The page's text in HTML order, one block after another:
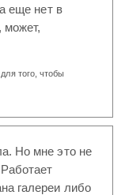
еще нет в
может,
для того, чтобы
Но мне это не
галереи либо